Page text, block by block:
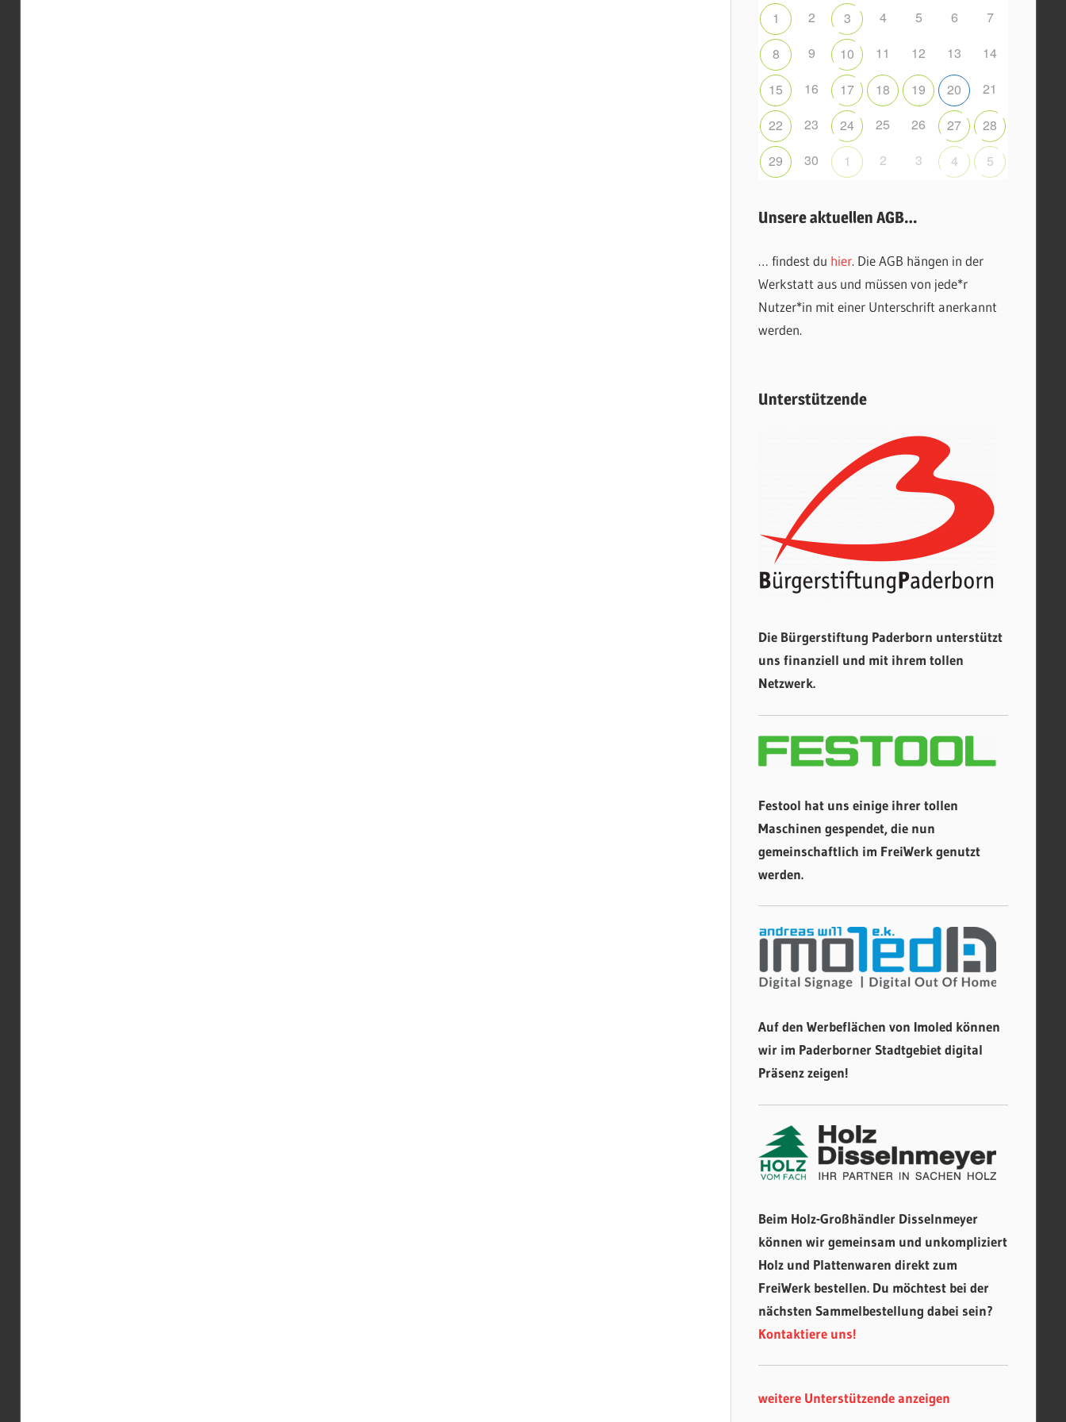
1 2 3 4 5 6
7
8
9 10 11 12 13
14
15
16 17 18 19 20
21
22
23 24 25 26 27
28
29
30 1 2 3 4 5
Unsere aktuellen AGB…
… findest du hier. Die AGB hängen in der
Werkstatt aus und müssen von jede*r
Nutzer*in mit einer Unterschrift anerkannt
werden.
Unterstützende
Die Bürgerstiftung Paderborn unterstützt
uns finanziell und mit ihrem tollen
Netzwerk.
Festool hat uns einige ihrer tollen
Maschinen gespendet, die nun
gemeinschaftlich im FreiWerk genutzt
werden.
Auf den Werbeflächen von Imoled können
wir im Paderborner Stadtgebiet digital
Präsenz zeigen!
Beim Holz-Großhändler Disselnmeyer
können wir gemeinsam und unkompliziert
Holz und Plattenwaren direkt zum
FreiWerk bestellen. Du möchtest bei der
nächsten Sammelbestellung dabei sein?
Kontaktiere uns!
weitere Unterstützende anzeigen